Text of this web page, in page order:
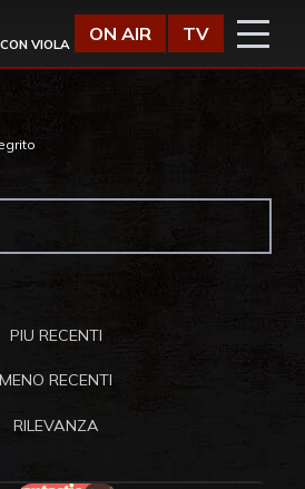
VIOLA
ON AIR TV
PIU RECENTI
MENO RECENTI
RILEVANZA